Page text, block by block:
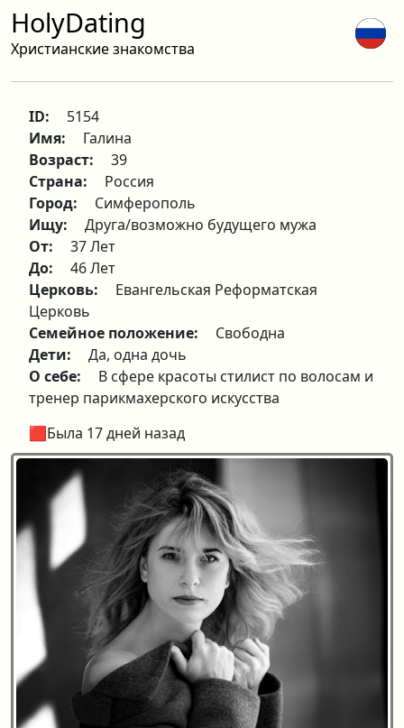
HolyDating
Христианские знакомства
ID:
5154
Имя:
Галина
Возраст:
39
Страна:
Россия
Город:
Симферополь
Ищу:
Друга/возможно будущего мужа
От:
37 Лет
До:
46 Лет
Церковь:
Евангельская Реформатская
Церковь
Семейное положение:
Свободна
Дети:
Да, одна дочь
О себе:
В сфере красоты стилист по волосам и
тренер парикмахерского искусства
🟥Была 17 дней назад